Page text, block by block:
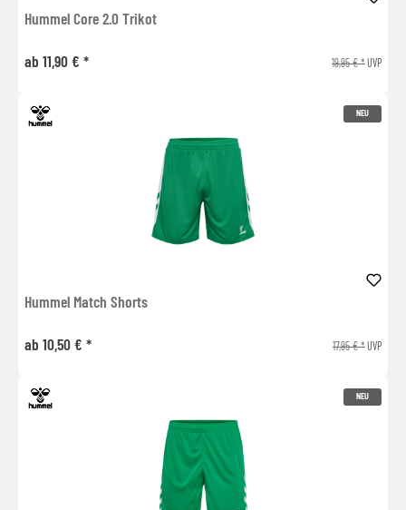
Hummel Core 2.0 Trikot
ab 11,90 € * 19,95 € *UVP
NEU
Hummel Match Shorts
ab 10,50 € * 17,95 € *UVP
NEU